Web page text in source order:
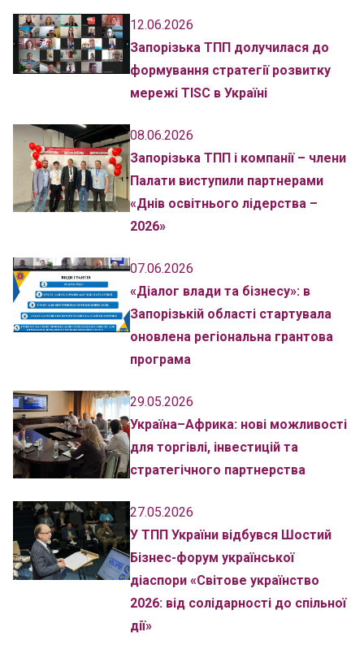
12.06.2026
Запорізька ТПП долучилася до
формування стратегії розвитку
мережі TISC в Україні
08.06.2026
Запорізька ТПП і компанії – члени
Палати виступили партнерами
«Днів освітнього лідерства –
2026»
07.06.2026
«Діалог влади та бізнесу»: в
Запорізькій області стартувала
оновлена регіональна грантова
програма
29.05.2026
Україна–Африка: нові можливості
для торгівлі, інвестицій та
стратегічного партнерства
27.05.2026
У ТПП України відбувся Шостий
Бізнес-форум української
діаспори «Світове українство
2026: від солідарності до спільної
дії»